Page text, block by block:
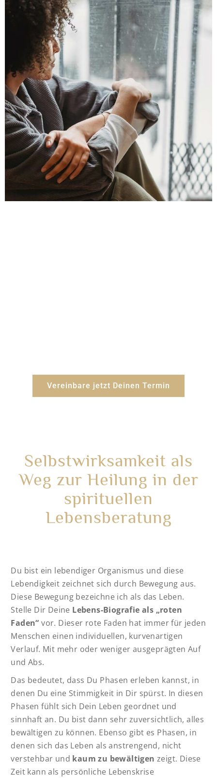
Vereinbare jetzt Deinen Termin
Selbstwirksamkeit als
Weg zur Heilung in der
spirituellen
Lebensberatung
Du bist ein lebendiger Organismus und diese
Lebendigkeit zeichnet sich durch Bewegung aus.
Diese Bewegung bezeichne ich als das Leben.
Stelle Dir Deine Lebens-Biografie als „roten
Faden“vor. Dieser rote Faden hat immer für jeden
Menschen einen individuellen, kurvenartigen
Verlauf. Mit mehr oder weniger ausgeprägten Auf
und Abs.
Das bedeutet, dass Du Phasen erleben kannst, in
denen Du eine Stimmigkeit in Dir spürst. In diesen
Phasen fühlt sich Dein Leben geordnet und
sinnhaft an. Du bist dann sehr zuversichtlich, alles
bewältigen zu können. Ebenso gibt es Phasen, in
denen sich das Leben als anstrengend, nicht
verstehbar und kaum zu bewältigen zeigt. Diese
Zeit kann als persönliche Lebenskrise